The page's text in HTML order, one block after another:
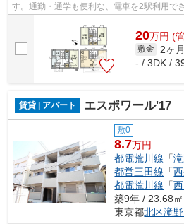
す。通勤・通学も便利な、電車を2駅利用で
20万円 (
敷金 2ヶ月
- / 3DK /
賃貸 | アパート エスポワール'17
敷0
8.7万円
都電荒川線 「
都営三田線 「
都電荒川線 「
築9年 / 23.68㎡
東京都北区滝野